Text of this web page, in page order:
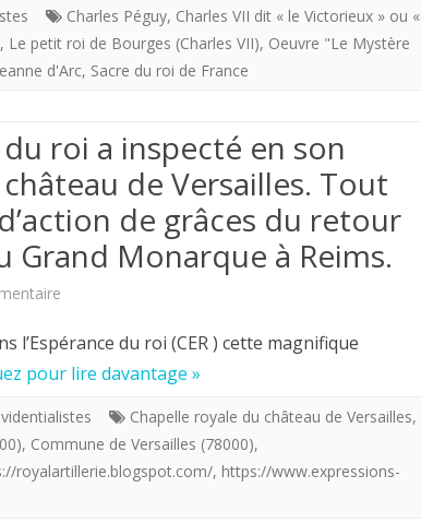
et
son
Dauphin
2021.
Charles Péguy, Charles VII dit « le Victorieux » ou «
, Le petit roi de Bourges (Charles VII), Oeuvre "Le Mystère
d'Arc, Sacre du roi de France
du roi a inspecté en son
de Versailles. Tout
de grâces du retour
Grand Monarque à Reims.
Conseil
l’Espérance
du
du roi (CER ) cette magnifique
pour lire davantage »
Chapelle royale du château de Versailles,
, Commune de Versailles (78000),
royalartillerie.blogspot.com/, https://www.expressions-